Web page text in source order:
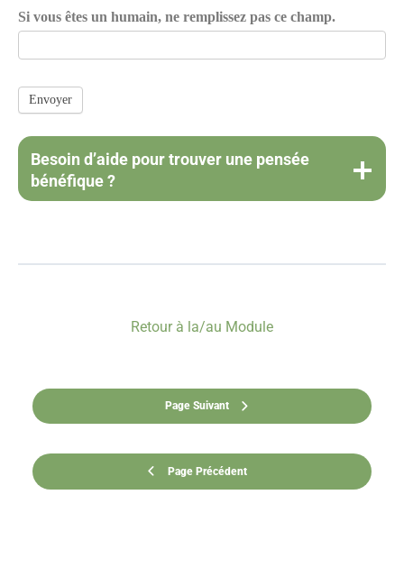
Si vous êtes un humain, ne remplissez pas ce champ.
Envoyer
Besoin d’aide pour trouver une pensée
bénéfique ?
Page Précédent
Retour à la/au Module
Page Suivant